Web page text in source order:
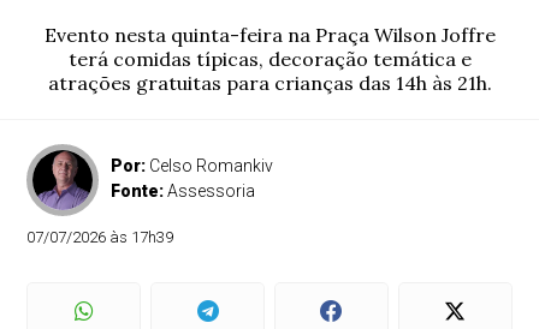
Evento nesta quinta-feira na Praça Wilson Joffre
terá comidas típicas, decoração temática e
atrações gratuitas para crianças das 14h às 21h.
Por: Celso Romankiv
Fonte:Assessoria
07/07/2026 às 17h39